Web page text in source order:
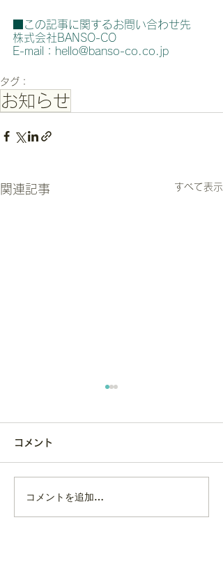
■この記事に関するお問い合わせ先
株式会社BANSO-CO
E-mail：hello@banso-co.co.jp
タグ：
お知らせ
関連記事 すべて表示
コメント
コメントを追加…